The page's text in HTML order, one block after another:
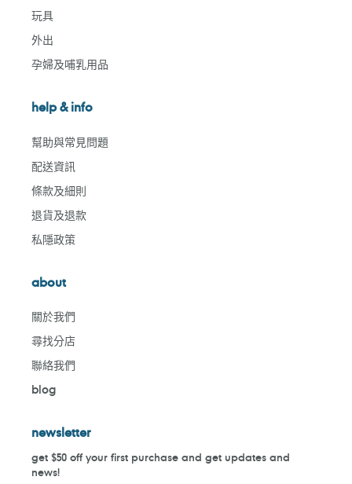
玩具
外出
孕婦及哺乳用品
help & info
幫助與常見問題
配送資訊
條款及細則
退貨及退款
私隱政策
about
關於我們
尋找分店
聯絡我們
blog
newsletter
get $50 off your first purchase and get updates and
news!